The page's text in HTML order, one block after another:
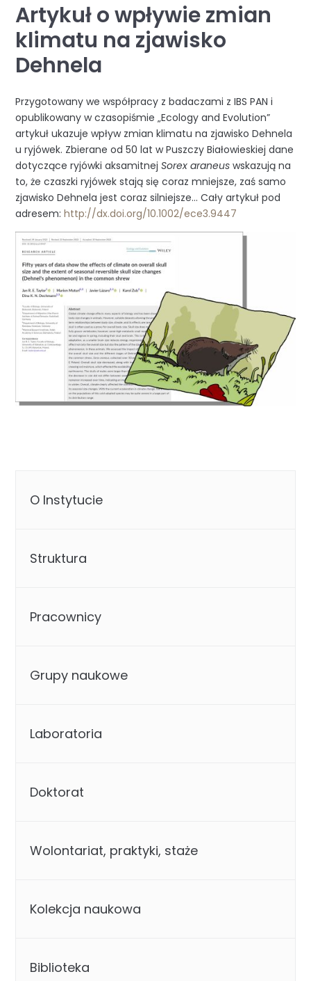
Artykuł o wpływie zmian
klimatu na zjawisko
Dehnela
Przygotowany we współpracy z badaczami z IBS PAN i
opublikowany w czasopiśmie „Ecology and Evolution”
artykuł ukazuje wpływ zmian klimatu na zjawisko Dehnela
u ryjówek. Zbierane od 50 lat w Puszczy Białowieskiej dane
dotyczące ryjówki aksamitnejSorex araneuswskazują na
to, że czaszki ryjówek stają się coraz mniejsze, zaś samo
zjawisko Dehnela jest coraz silniejsze… Cały artykuł pod
adresem:http://dx.doi.org/10.1002/ece3.9447
O Instytucie
Struktura
Pracownicy
Grupy naukowe
Laboratoria
Doktorat
Wolontariat, praktyki, staże
Kolekcja naukowa
Biblioteka